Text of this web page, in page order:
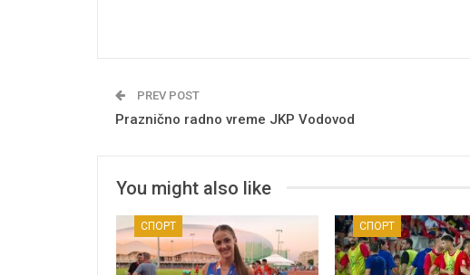
PREV POST
Praznično radno vreme JKP Vodovod
You might also like
СПОРТ СПОРТ